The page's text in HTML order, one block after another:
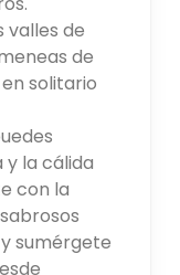
valles de
de
solitario
la cálida
con la
sumérgete